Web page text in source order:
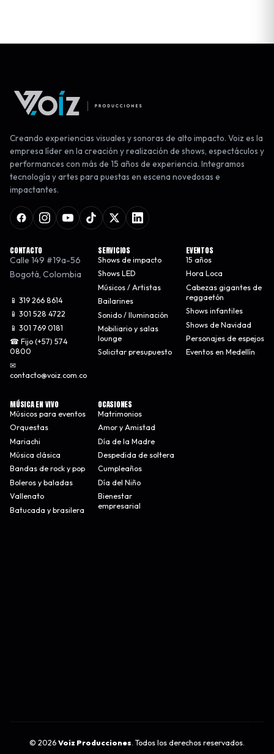
Creando experiencias visuales y sonoras de alto impacto. Voiz es la
empresa líder en la creación y realización de shows, espectáculos y
performances con más de 15 años de experiencia. Integramos
tecnología y artes para puestas en escena novedosas e
impactantes.
CONTACTO
Calle 149 #19a-56
Bogotá, Colombia
📱 319 266 8614
📱 301 528 4722
📱 301 769 0181
☎ Fijo (+57) 574
0800
✉
contacto@voiz.com.co
SERVICIOS
Shows de impacto
Shows LED
Músicos / Artistas
Bailarines
Sonido / Iluminación
Mobiliario y salas
lounge
Solicitar presupuesto
EVENTOS
15 años
Hora Loca
Cabezas gigantes de
reggaetón
Shows infantiles
Shows de Navidad
Personajes de espejos
Eventos en Medellín
MÚSICA EN VIVO
Músicos para eventos
Orquestas
Mariachi
Música clásica
Bandas de rock y pop
Boleros y baladas
Vallenato
Batucada y brasilera
OCASIONES
Matrimonios
Amor y Amistad
Día de la Madre
Despedida de soltera
Cumpleaños
Día del Niño
Bienestar
empresarial
© 2026 Voiz Producciones. Todos los derechos reservados.